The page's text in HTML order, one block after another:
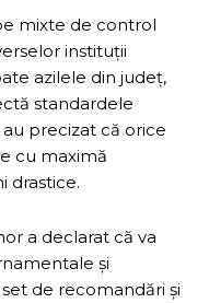
mixte de control
instituții
azilele din județ,
standardele
precizat că orice
cu maximă
drastice.
a declarat că va
și
de recomandări și